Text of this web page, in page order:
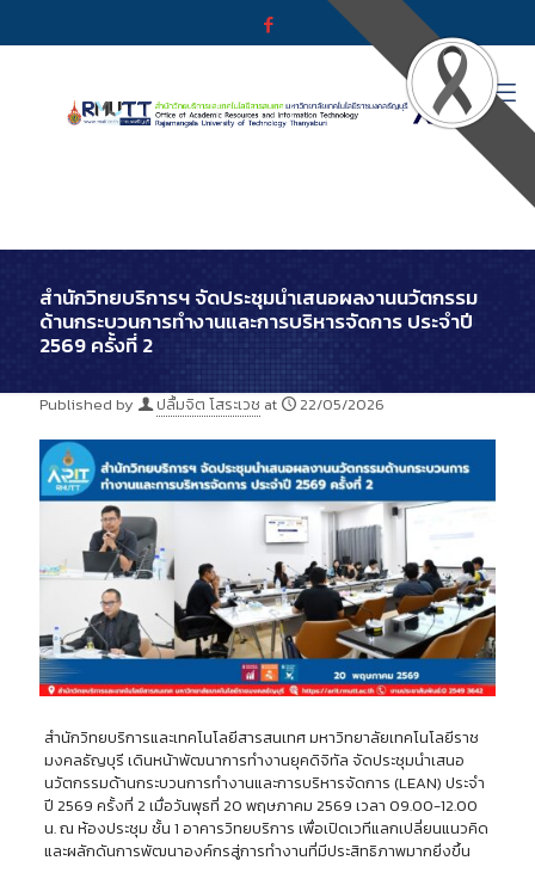
สำนักวิทยบริการฯ จัดประชุมนำเสนอผลงานนวัตกรรม
ด้านกระบวนการทำงานและการบริหารจัดการ ประจำปี
2569 ครั้งที่ 2
Published by ปลื้มจิต โสระเวช at 22/05/2026
สำนักวิทยบริการและเทคโนโลยีสารสนเทศมหาวิทยาลัยเทคโนโลยีราช
มงคลธัญบุรี เดินหน้าพัฒนาการทำงานยุคดิจิทัล จัดประชุมนำเสนอ
นวัตกรรมด้านกระบวนการทำงานและการบริหารจัดการ (LEAN) ประจำ
ปี 2569 ครั้งที่ 2 เมื่อวันพุธที่ 20 พฤษภาคม 2569 เวลา 09.00-12.00
น. ณ ห้องประชุม ชั้น 1 อาคารวิทยบริการ เพื่อเปิดเวทีแลกเปลี่ยนแนวคิด
และผลักดันการพัฒนาองค์กรสู่การทำงานที่มีประสิทธิภาพมากยิ่งขึ้น